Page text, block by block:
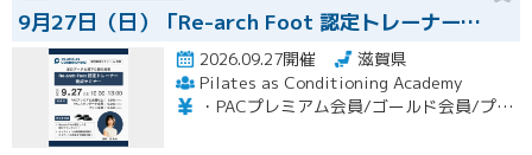
9月27日（日）「Re-arch Foot 認定トレーナー…
2026.09.27開催
滋賀県
Pilates as Conditioning Academy
・PACプレミアム会員/ゴールド会員/プラチナ会員：9,900円（税込） ・PACスタンダード会員：13,200円（税込） ・フリー会員：16,500円（税込）